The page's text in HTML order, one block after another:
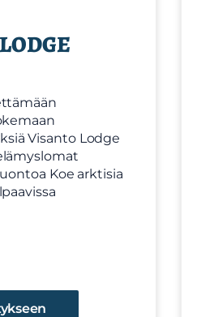
Visanto Lodge
Koe arktisia